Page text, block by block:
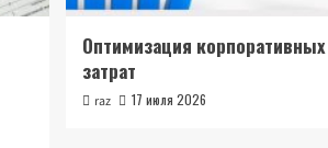
Оптимизация корпоративных
затрат
raz 17 июля 2026